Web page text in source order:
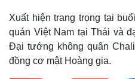
Xuất hiện trang trọng tại
quán Việt Nam tại Thái và
Đại tướng không quân
đồng cơ mật Hoàng gia.